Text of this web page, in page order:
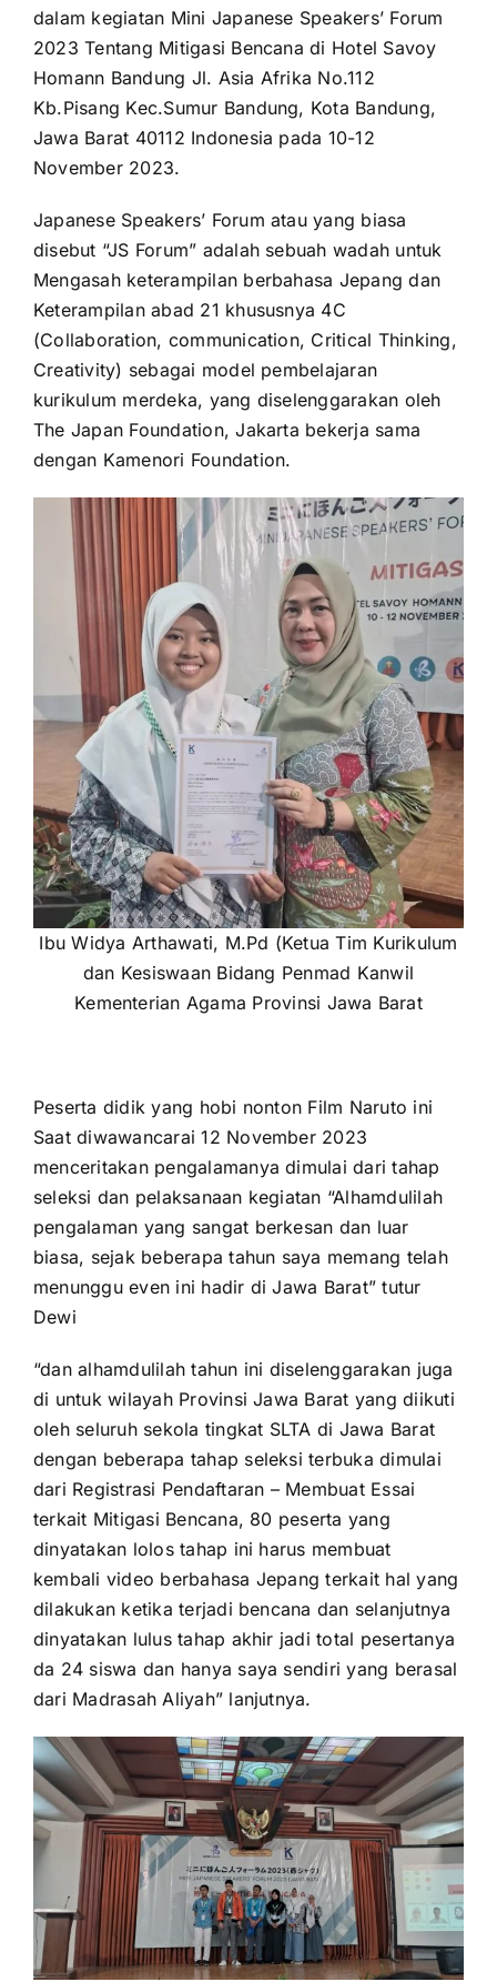
dalam kegiatan Mini Japanese Speakers’ Forum
2023 Tentang Mitigasi Bencana di Hotel Savoy
Homann Bandung Jl. Asia Afrika No.112
Kb.Pisang Kec.Sumur Bandung, Kota Bandung,
Jawa Barat 40112 Indonesia pada 10-12
November 2023.
Japanese Speakers’ Forum atau yang biasa
disebut “JS Forum” adalah sebuah wadah untuk
Mengasah keterampilan berbahasa Jepang dan
Keterampilan abad 21 khususnya 4C
(Collaboration, communication, Critical Thinking,
Creativity) sebagai model pembelajaran
kurikulum merdeka, yang diselenggarakan oleh
The Japan Foundation, Jakarta bekerja sama
dengan Kamenori Foundation.
Ibu Widya Arthawati, M.Pd (Ketua Tim Kurikulum
dan Kesiswaan Bidang Penmad Kanwil
Kementerian Agama Provinsi Jawa Barat
Peserta didik yang hobi nonton Film Naruto ini
Saat diwawancarai 12 November 2023
menceritakan pengalamanya dimulai dari tahap
seleksi dan pelaksanaan kegiatan “Alhamdulilah
pengalaman yang sangat berkesan dan luar
biasa, sejak beberapa tahun saya memang telah
menunggu even ini hadir di Jawa Barat” tutur
Dewi
“dan alhamdulilah tahun ini diselenggarakan juga
di untuk wilayah Provinsi Jawa Barat yang diikuti
oleh seluruh sekola tingkat SLTA di Jawa Barat
dengan beberapa tahap seleksi terbuka dimulai
dari Registrasi Pendaftaran – Membuat Essai
terkait Mitigasi Bencana, 80 peserta yang
dinyatakan lolos tahap ini harus membuat
kembali video berbahasa Jepang terkait hal yang
dilakukan ketika terjadi bencana dan selanjutnya
dinyatakan lulus tahap akhir jadi total pesertanya
da 24 siswa dan hanya saya sendiri yang berasal
dari Madrasah Aliyah” lanjutnya.